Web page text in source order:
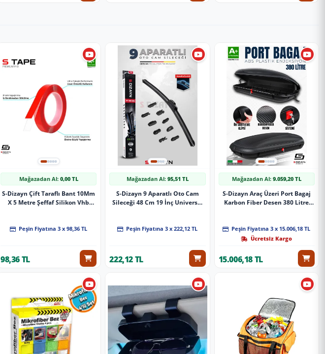
Mağazadan Al: 0,00 TL
S-Dizayn Çift Taraflı Bant 10Mm
X 5 Metre Şeffaf Silikon Vhb
Peşin Fiyatına 3 x 98,36 TL
98,36 TL
Mağazadan Al: 95,51 TL
S-Dizayn 9 Aparatlı Oto Cam
Sileceği 48 Cm 19 İnç Universal
Peşin Fiyatına 3 x 222,12 TL
222,12 TL
Mağazadan Al: 9.059,20 TL
S-Dizayn Araç Üzeri Port Bagaj
Karbon Fiber Desen 380 Litre
Peşin Fiyatına 3 x 15.006,18 TL
Ücretsiz Kargo
15.006,18 TL